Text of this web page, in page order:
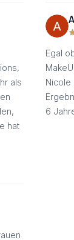
als
hat
Egal
Nicole
6